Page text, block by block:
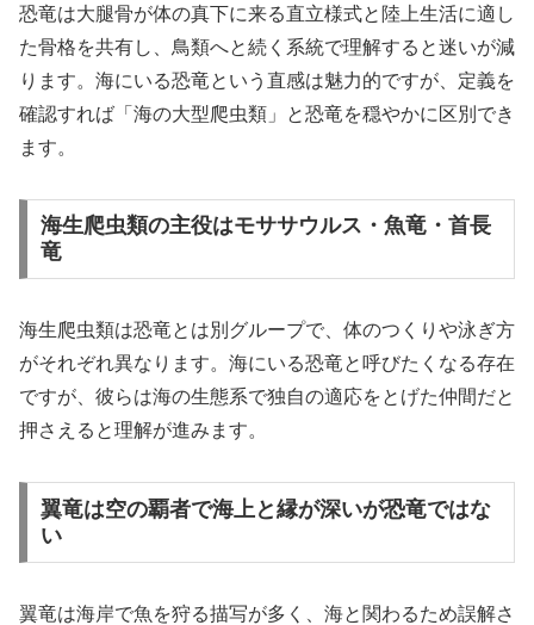
恐竜は大腿骨が体の真下に来る直立様式と陸上生活に適し
た骨格を共有し、鳥類へと続く系統で理解すると迷いが減
ります。海にいる恐竜という直感は魅力的ですが、定義を
確認すれば「海の大型爬虫類」と恐竜を穏やかに区別でき
ます。
海生爬虫類の主役はモササウルス・魚竜・首長
竜
海生爬虫類は恐竜とは別グループで、体のつくりや泳ぎ方
がそれぞれ異なります。海にいる恐竜と呼びたくなる存在
ですが、彼らは海の生態系で独自の適応をとげた仲間だと
押さえると理解が進みます。
翼竜は空の覇者で海上と縁が深いが恐竜ではな
い
翼竜は海岸で魚を狩る描写が多く、海と関わるため誤解さ